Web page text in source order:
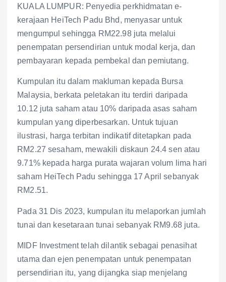
KUALA LUMPUR: Penyedia perkhidmatan e-
kerajaan HeiTech Padu Bhd, menyasar untuk
mengumpul sehingga RM22.98 juta melalui
penempatan persendirian untuk modal kerja, dan
pembayaran kepada pembekal dan pemiutang.
Kumpulan itu dalam makluman kepada Bursa
Malaysia, berkata peletakan itu terdiri daripada
10.12 juta saham atau 10% daripada asas saham
kumpulan yang diperbesarkan. Untuk tujuan
ilustrasi, harga terbitan indikatif ditetapkan pada
RM2.27 sesaham, mewakili diskaun 24.4 sen atau
9.71% kepada harga purata wajaran volum lima hari
saham HeiTech Padu sehingga 17 April sebanyak
RM2.51.
Pada 31 Dis 2023, kumpulan itu melaporkan jumlah
tunai dan kesetaraan tunai sebanyak RM9.68 juta.
MIDF Investment telah dilantik sebagai penasihat
utama dan ejen penempatan untuk penempatan
persendirian itu, yang dijangka siap menjelang